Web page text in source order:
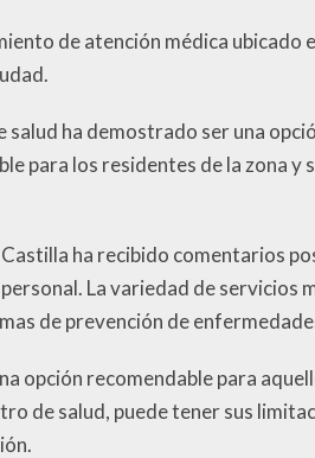
de atención médica
ha demostrado ser una
para los residentes de la zona
ha recibido comentarios
La variedad de servicios
de prevención de
opción recomendable para
de salud, puede tener sus